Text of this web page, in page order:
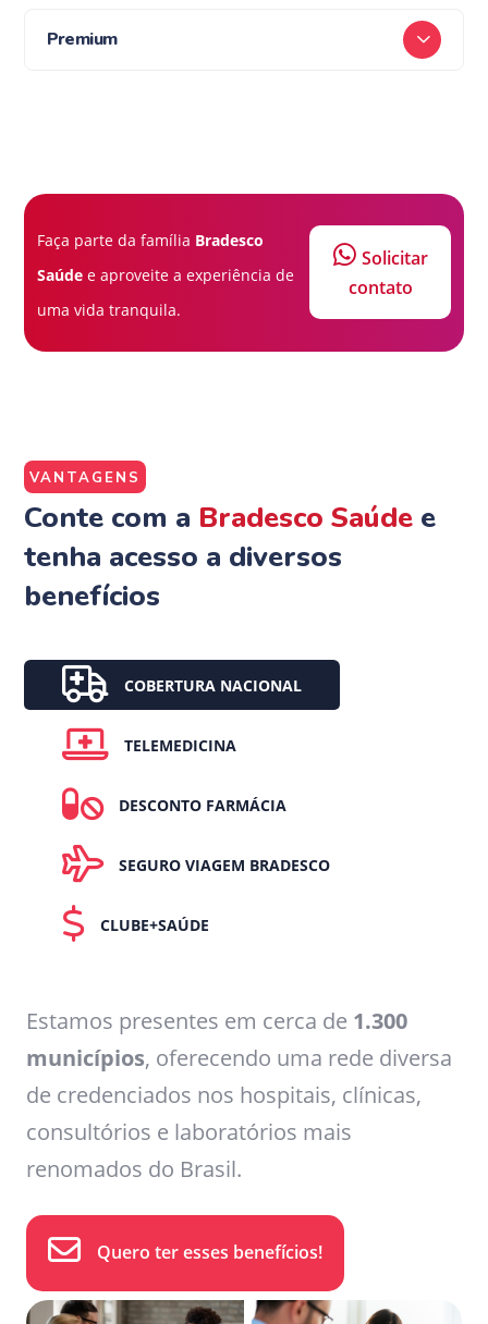
Premium
Faça parte da família Bradesco
Saúdee aproveite a experiência de
uma vida tranquila.
Solicitar
contato
VANTAGENS
Conte com a Bradesco Saúdee
tenha acesso a diversos
benefícios
COBERTURA NACIONAL
TELEMEDICINA
DESCONTO FARMÁCIA
SEGURO VIAGEM BRADESCO
CLUBE+SAÚDE
Estamos presentes em cerca de 1.300
municípios, oferecendo uma rede diversa
de credenciados nos hospitais, clínicas,
consultórios e laboratórios mais
renomados do Brasil.
Quero ter esses benefícios!